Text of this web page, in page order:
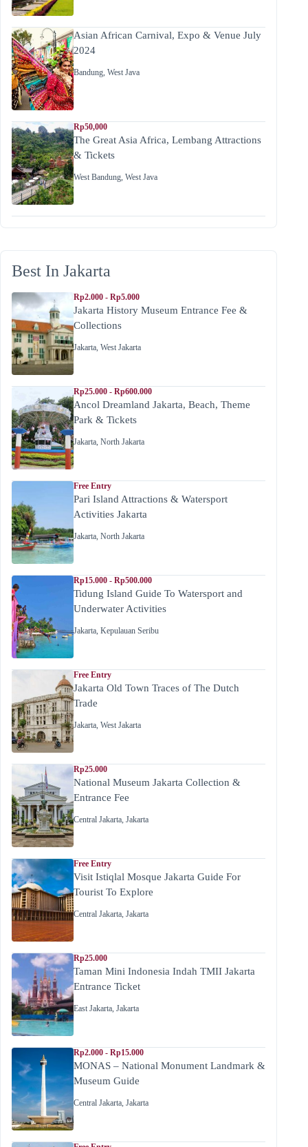
Asian African Carnival, Expo & Venue July
2024
Bandung, West Java
Rp50,000
The Great Asia Africa, Lembang Attractions
& Tickets
West Bandung, West Java
Best In Jakarta
Rp2.000 - Rp5.000
Jakarta History Museum Entrance Fee &
Collections
Jakarta, West Jakarta
Rp25.000 - Rp600.000
Ancol Dreamland Jakarta, Beach, Theme
Park & Tickets
Jakarta, North Jakarta
Free Entry
Pari Island Attractions & Watersport
Activities Jakarta
Jakarta, North Jakarta
Rp15.000 - Rp500.000
Tidung Island Guide To Watersport and
Underwater Activities
Jakarta, Kepulauan Seribu
Free Entry
Jakarta Old Town Traces of The Dutch
Trade
Jakarta, West Jakarta
Rp25.000
National Museum Jakarta Collection &
Entrance Fee
Central Jakarta, Jakarta
Free Entry
Visit Istiqlal Mosque Jakarta Guide For
Tourist To Explore
Central Jakarta, Jakarta
Rp25.000
Taman Mini Indonesia Indah TMII Jakarta
Entrance Ticket
East Jakarta, Jakarta
Rp2.000 - Rp15.000
MONAS – National Monument Landmark &
Museum Guide
Central Jakarta, Jakarta